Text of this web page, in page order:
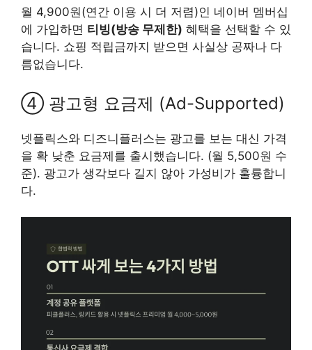
월 4,900원(연간 이용 시 더 저렴)인 네이버 멤버십
에 가입하면 티빙(방송 무제한) 혜택을 선택할 수 있
습니다. 쇼핑 적립금까지 받으면 사실상 공짜나 다
름없습니다.
④ 광고형 요금제 (Ad-Supported)
넷플릭스와 디즈니플러스는 광고를 보는 대신 가격
을 확 낮춘 요금제를 출시했습니다. (월 5,500원 수
준). 광고가 생각보다 길지 않아 가성비가 훌륭합니
다.